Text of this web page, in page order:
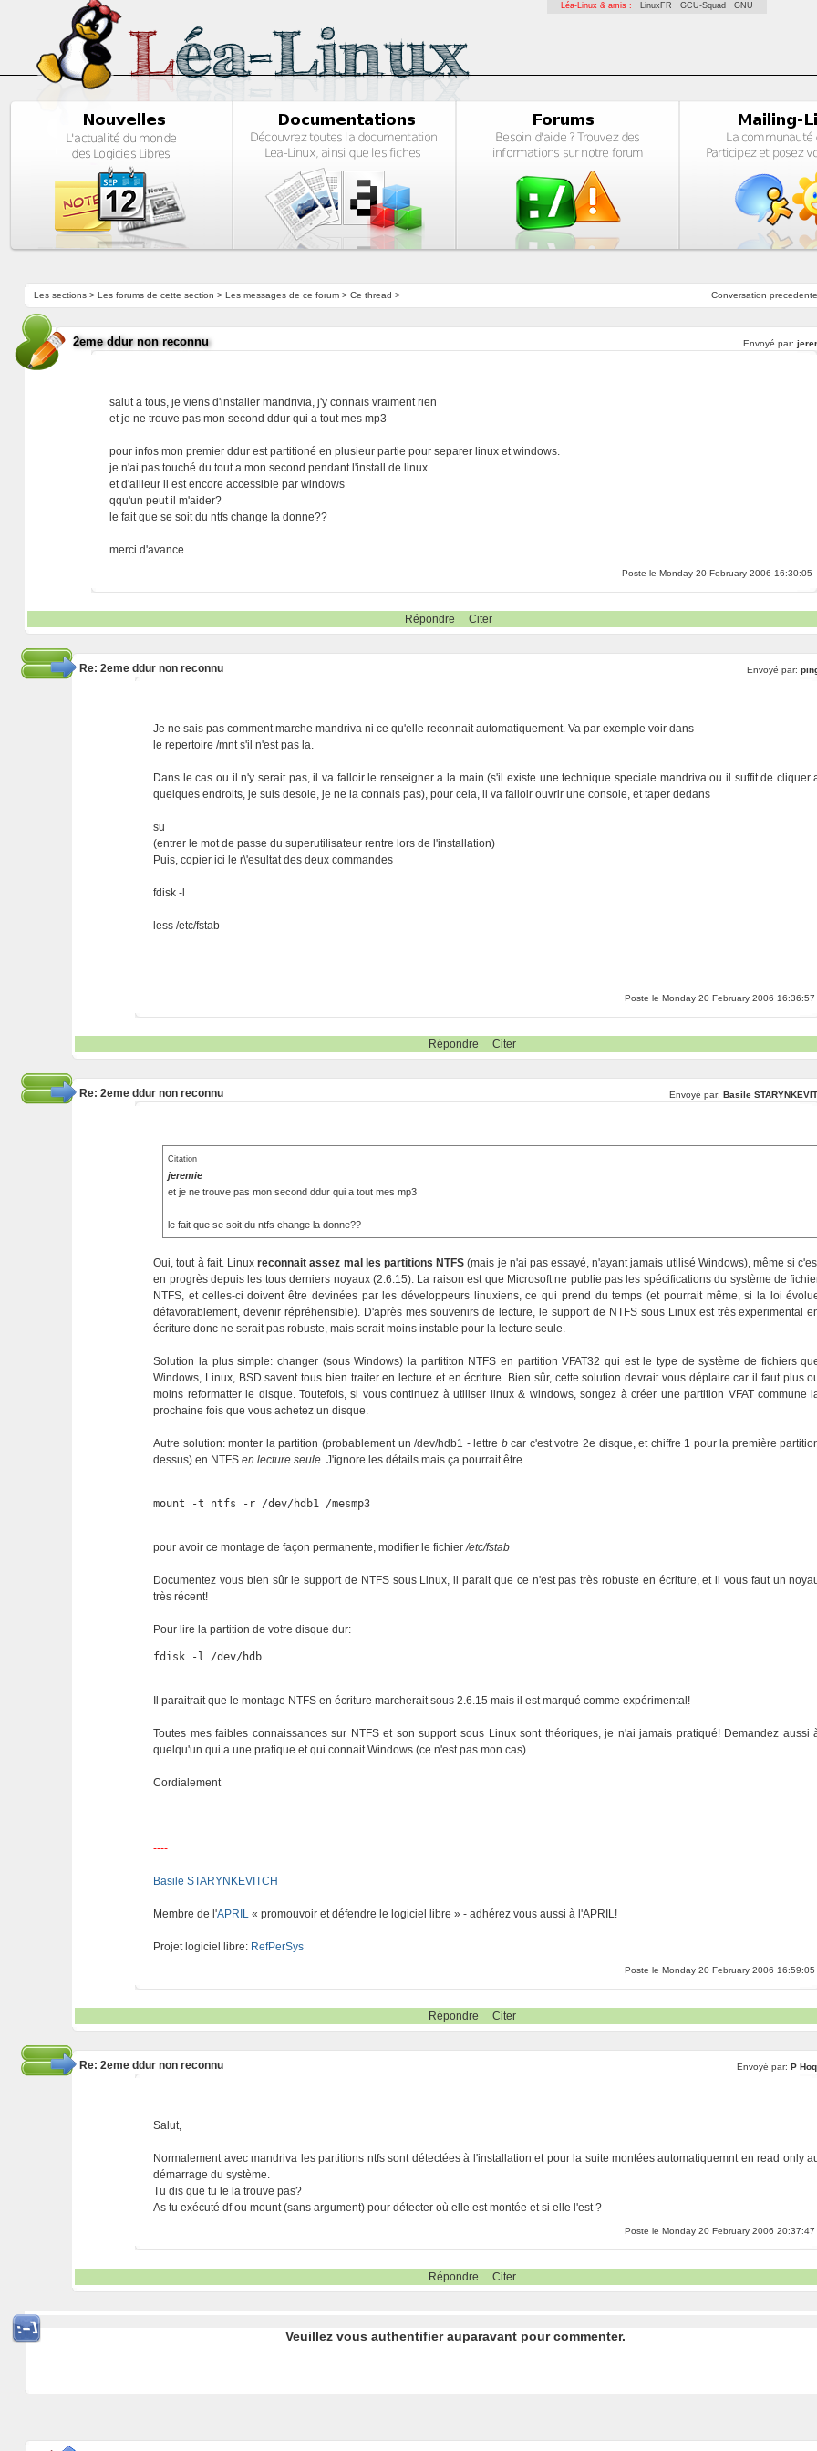
Léa-Linux & amis : LinuxFR GCU-Squad GNU
Conversation precedente
Les sections> Les forums de cette section > Les messages de ce forum> Ce thread >
2eme ddur non reconnu Envoyé par:
salut a tous, je viens d'installer mandrivia, j'y connais vraiment rien
et je ne trouve pas mon second ddur qui a tout mes mp3
pour infos mon premier ddur est partitioné en plusieur partie pour separer linux et windows.
je n'ai pas touché du tout a mon second pendant l'install de linux
et d'ailleur il est encore accessible par windows
qqu'un peut il m'aider?
le fait que se soit du ntfs change la donne??
merci d'avance
Poste le Monday 20 February 2006 16:30:05
Répondre Citer
Re: 2eme ddur non reconnu Envoyé par:
Je ne sais pas comment marche mandriva ni ce qu'elle reconnait automatiquement. Va par exemple voir dans
le repertoire /mnt s'il n'est pas la.
Dans le cas ou il n'y serait pas, il va falloir le renseigner a la main (s'il existe une technique speciale mandriva ou il suffit de cliquer
quelques endroits, je suis desole, je ne la connais pas), pour cela, il va falloir ouvrir une console, et taper dedans
su
(entrer le mot de passe du superutilisateur rentre lors de l'installation)
Puis, copier ici le r\'esultat des deux commandes
fdisk -l
less /etc/fstab
Poste le Monday 20 February 2006 16:36:57
Répondre Citer
Re: 2eme ddur non reconnu Envoyé par: Basile
Citation
jeremie
et je ne trouve pas mon second ddur qui a tout mes mp3
le fait que se soit du ntfs change la donne??
Oui, tout à fait. Linuxreconnait assez mal les partitions NTFS (mais je n'ai pas essayé, n'ayant jamais utilisé Windows), même si
en progrès depuis les tous derniers noyaux (2.6.15). La raison est que Microsoft ne publie pas les spécifications du système de
NTFS, et celles-ci doivent être devinées par les développeurs linuxiens, ce qui prend du temps (et pourrait même, si la loi
défavorablement, devenir répréhensible). D'après mes souvenirs de lecture, le support de NTFS sous Linux est très experimental
écriture donc ne serait pas robuste, mais serait moins instable pour la lecture seule.
Solution la plus simple: changer (sous Windows) la partititon NTFS en partition VFAT32 qui est le type de système de fichiers
Windows, Linux, BSD savent tous bien traiter en lecture et en écriture. Bien sûr, cette solution devrait vous déplaire car il faut plus
moins reformatter le disque. Toutefois, si vous continuez à utiliser linux & windows, songez à créer une partition VFAT commune
prochaine fois que vous achetez un disque.
Autre solution: monter la partition (probablement un /dev/hdb1 - lettre bcar c'est votre 2e disque, et chiffre 1 pour la première
dessus) en NTFSen lecture seule. J'ignore les détails mais ça pourrait être
mount -t ntfs -r /dev/hdb1 /mesmp3
pour avoir ce montage de façon permanente, modifier le fichier/etc/fstab
Documentez vous bien sûr le support de NTFS sous Linux, il parait que ce n'est pas très robuste en écriture, et il vous faut un
très récent!
Pour lire la partition de votre disque dur:
fdisk -l /dev/hdb
Il paraitrait que le montage NTFS en écriture marcherait sous 2.6.15 mais il est marqué comme expérimental!
Toutes mes faibles connaissances sur NTFS et son support sous Linux sont théoriques, je n'ai jamais pratiqué! Demandez aussi
quelqu'un qui a une pratique et qui connait Windows (ce n'est pas mon cas).
Cordialement
----
Basile STARYNKEVITCH
Membre de l'APRIL « promouvoir et défendre le logiciel libre » - adhérez vous aussi à l'APRIL!
Projet logiciel libre: RefPerSys
Poste le Monday 20 February 2006 16:59:05
Répondre Citer
Re: 2eme ddur non reconnu Envoyé par: P
Salut,
Normalement avec mandriva les partitions ntfs sont détectées à l'installation et pour la suite montées automatiquemnt en read only
démarrage du système.
Tu dis que tu le la trouve pas?
As tu exécuté df ou mount (sans argument) pour détecter où elle est montée et si elle l'est ?
Poste le Monday 20 February 2006 20:37:47
Répondre Citer
Veuillez vous authentifier auparavant pour commenter.